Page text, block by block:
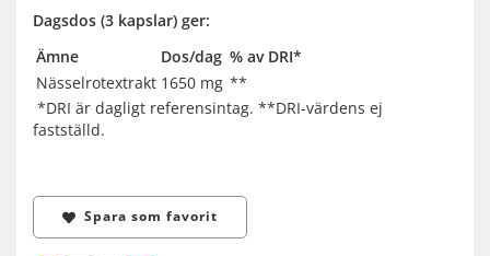
Dagsdos (3 kapslar) ger:
Ämne
Dos/dag % av DRI*
Nässelrotextrakt 1650 mg **
*DRI är dagligt referensintag. **DRI-värdens ej
fastställd.
Spara som favorit